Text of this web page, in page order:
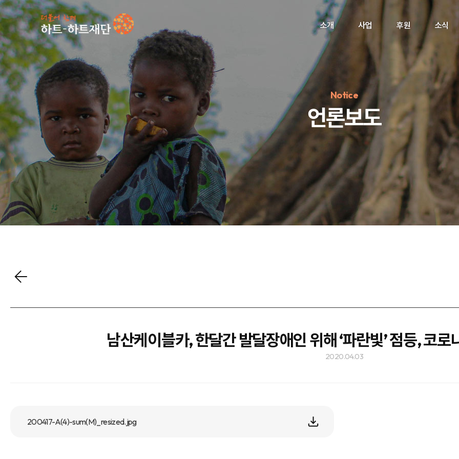
소개 사업 후원 소식
인기 키워드 #정기후원 #하트플레이스#캠페인#팬덤후원
Notice
언론보도
언론보도
남산케이블카, 한달간 발달장애인 위해 ‘파란빛’ 점등, 코로
2020.04.03
200417-A(4)-sum(M)_resized.jpg